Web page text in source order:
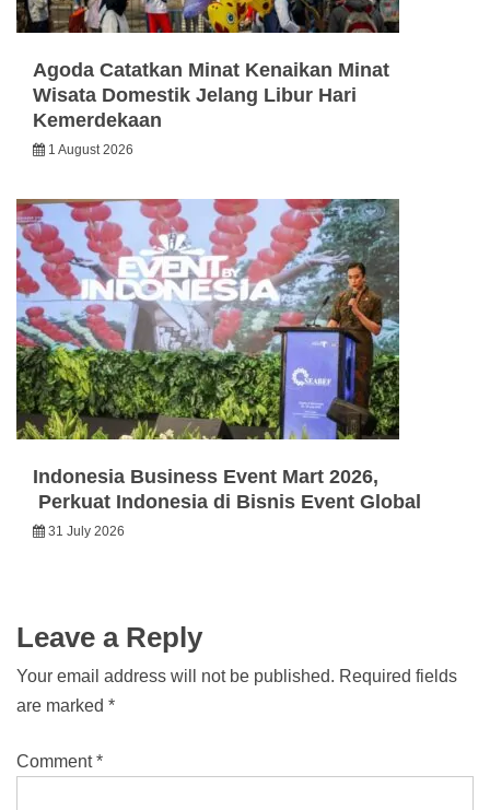
Agoda Catatkan Minat Kenaikan Minat
Wisata Domestik Jelang Libur Hari
Kemerdekaan
1 August 2026
Indonesia Business Event Mart 2026,
Perkuat Indonesia di Bisnis Event Global
31 July 2026
Leave a Reply
Your email address will not be published. Required fields
are marked *
Comment*